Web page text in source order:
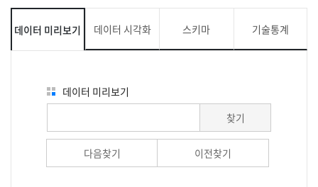
데이터 미리보기 데이터 시각화 스키마 기술통계
데이터 미리보기
찾기
다음찾기 이전찾기